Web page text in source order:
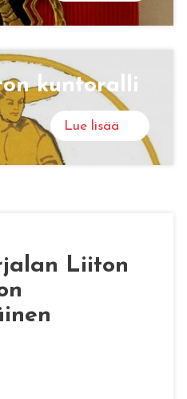
kun­to­ral­li
Lue lisää
Liiton